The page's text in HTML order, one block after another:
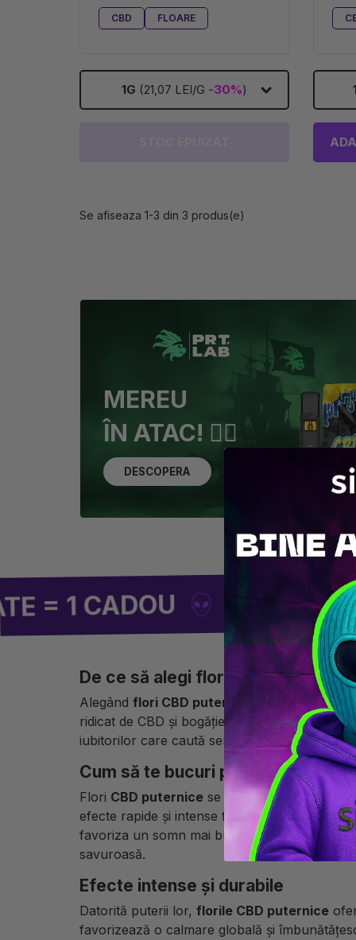
CBD FLOARE
1G (21,07 LEI/G -30%)
Se afiseaza 1-3 din 3 produs(e)
MEREU
ÎN ATAC! 🏴‍☠️
DESCOPERA
LIVRARE
De ce să alegi flori CBD puternice
Alegând flori CBD puternice, te asiguri că
ridicat de CBD și bogăției în terpeni, aceste
iubitorilor care caută senzații marcante și
Cum să te bucuri pe deplin de
Flori CBD puternice se pot savura în
efecte rapide și intense fără ardere.
favoriza un somn mai bun. De asemenea,
savuroasă.
Efecte intense și durabile
Datorită puterii lor, florile CBD puternice
favorizează o calmare globală și